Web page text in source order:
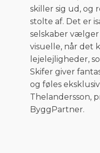
skiller sig ud, og
stolte af. Det er
selskaber
visuelle, når det
lejelejligheder,
Skifer giver
og føles
Thelandersson,
ByggPartner.